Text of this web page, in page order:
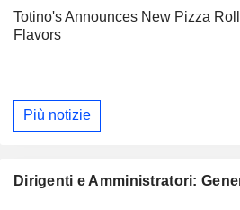
Totino's Announces New Pizza
Flavors
Più notizie
Dirigenti e Amministratori: